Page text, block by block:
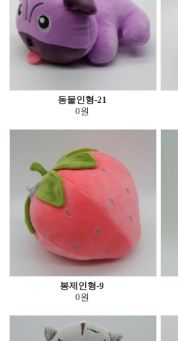
동물인형-21
0원
봉제인형-9
0원